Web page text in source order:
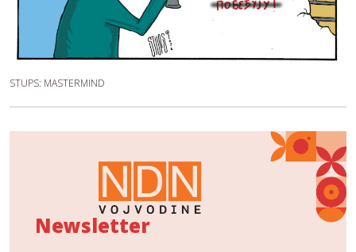
STUPS: MASTERMIND
Newsletter